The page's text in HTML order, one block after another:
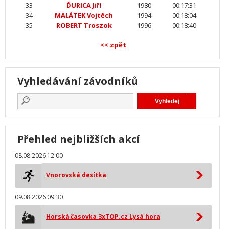
33
ĎURICA Jiří 1980
00:17:31
34
MALÁTEK Vojtěch 1994
00:18:04
35
ROBERT Troszok 1996 00:18:40
<< zpět
Vyhledávání závodníků
Přehled nejbližších akcí
08.08.2026 12:00
Vnorovská desítka
09.08.2026 09:30
Horská časovka 3xTOP.cz Lysá hora